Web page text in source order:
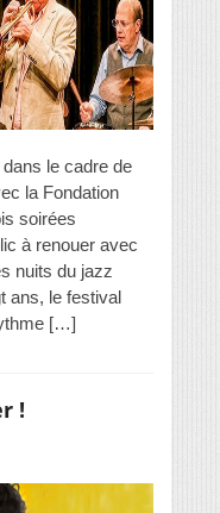
le cadre de
la Fondation
soirées
à renouer avec
nuits du jazz
ans, le festival
[…]
!